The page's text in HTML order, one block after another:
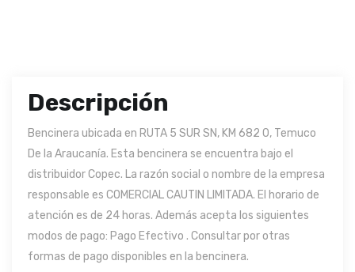
Descripción
Bencinera ubicada en RUTA 5 SUR SN, KM 682 0, Temuco
De la Araucanía. Esta bencinera se encuentra bajo el
distribuidor Copec. La razón social o nombre de la empresa
responsable es COMERCIAL CAUTIN LIMITADA. El horario de
atención es de 24 horas. Además acepta los siguientes
modos de pago: Pago Efectivo . Consultar por otras
formas de pago disponibles en la bencinera.